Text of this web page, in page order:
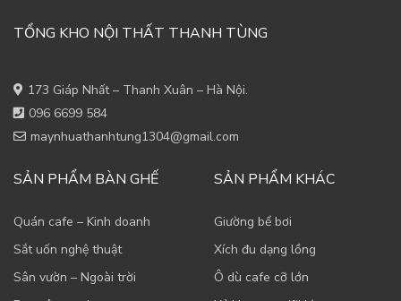
TỔNG KHO NỘI THẤT THANH TÙNG
173 Giáp Nhất – Thanh Xuân – Hà Nội.
096 6699 584
maynhuathanhtung1304@gmail.com
SẢN PHẨM BÀN GHẾ
Quán cafe – Kinh doanh
Sắt uốn nghệ thuật
Sân vườn – Ngoài trời
SẢN PHẨM KHÁC
Giường bể bơi
Xích đu dạng lồng
Ô dù cafe cỡ lớn